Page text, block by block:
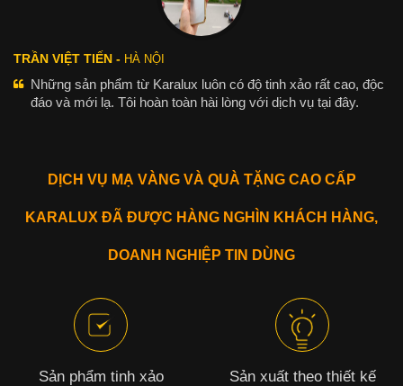
TRẦN VIỆT TIẾN - HÀ NỘI
Những sản phẩm từ Karalux luôn có độ tinh xảo rất cao, độc
đáo và mới lạ. Tôi hoàn toàn hài lòng với dịch vụ tại đây.
DỊCH VỤ MẠ VÀNG VÀ QUÀ TẶNG CAO CẤP
KARALUX ĐÃ ĐƯỢC HÀNG NGHÌN KHÁCH HÀNG,
DOANH NGHIỆP TIN DÙNG
Sản phẩm tinh xảo
Sản xuất theo thiết kế